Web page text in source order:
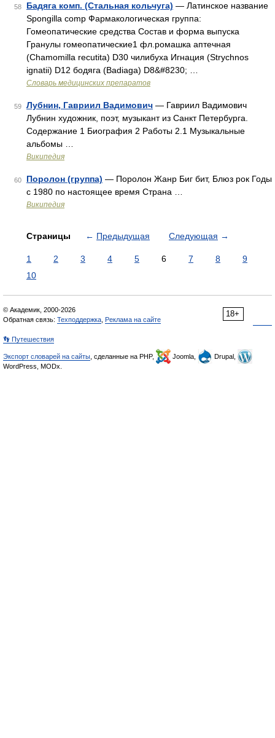
58 Бадяга комп. (Стальная кольчуга) — Латинское название
Spongilla comp Фармакологическая группа:
Гомеопатические средства Состав и форма выпуска
Гранулы гомеопатические1 фл.ромашка аптечная
(Chamomilla recutita) D30 чилибуха Игнация (Strychnos
ignatii) D12 бодяга (Badiaga) D8&#8230; …
Словарь медицинских препаратов
59 Лубнин, Гавриил Вадимович — Гавриил Вадимович
Лубнин художник, поэт, музыкант из Санкт Петербурга.
Содержание 1 Биография 2 Работы 2.1 Музыкальные
альбомы …
Википедия
60 Поролон (группа) — Поролон Жанр Биг бит, Блюз рок Годы
с 1980 по настоящее время Страна …
Википедия
Страницы ← Предыдущая Следующая →
1 2 3 4 5 6 7 8
9
10
18+
© Академик, 2000-2026
Обратная связь: Техподдержка Реклама на сайте
👣 Путешествия
Экспорт словарей на сайты , сделанные на PHP, Joomla,
Drupal,
WordPress, MODx.